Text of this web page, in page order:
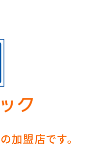
の加盟店です。